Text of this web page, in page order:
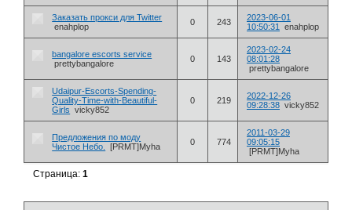
Заказать прокси для Twitter
enahplop
0 243
2023-06-01
10:50:31
enahplop
bangalore escorts service
prettybangalore
0 143
2023-02-24
08:01:28
prettybangalore
Udaipur-Escorts-Spending-
Quality-Time-with-Beautiful-
Girls
vicky852
0 219
2022-12-26
09:28:38 vicky852
Предложения по моду
Чистое Небо.
[PRMT]Myha 0 774
2011-03-29
09:05:15
[PRMT]Myha
Страница:1